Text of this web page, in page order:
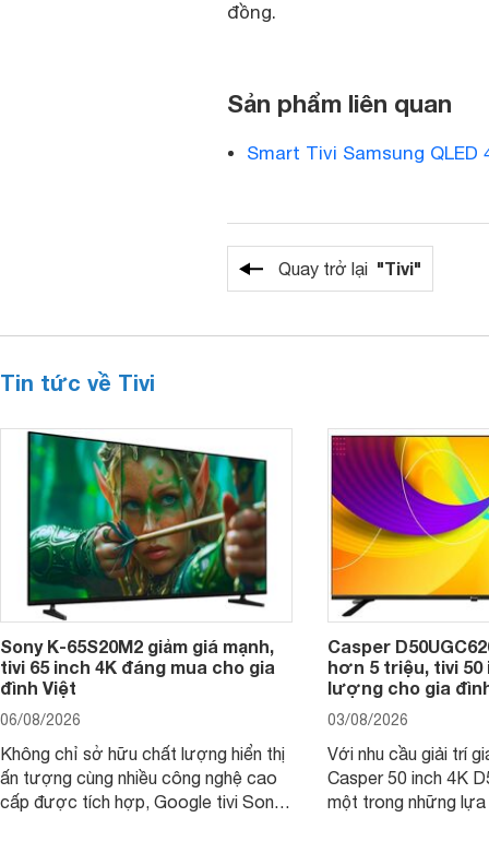
đồng.
Sản phẩm liên quan
Smart Tivi Samsung QLED
Quay trở lại "Tivi"
Tin tức về Tivi
Sony K-65S20M2 giảm giá mạnh,
tivi 65 inch 4K đáng mua cho gia
đình Việt
06/08/2026
Không chỉ sở hữu chất lượng hiển thị
ấn tượng cùng nhiều công nghệ cao
cấp được tích hợp, Google tivi Sony
Casper
hơn 5 triệu, tivi 50
lượng cho gia
03/08/2026
Với nhu cầu giải trí
Casper 50 inch 4K
một trong những lựa